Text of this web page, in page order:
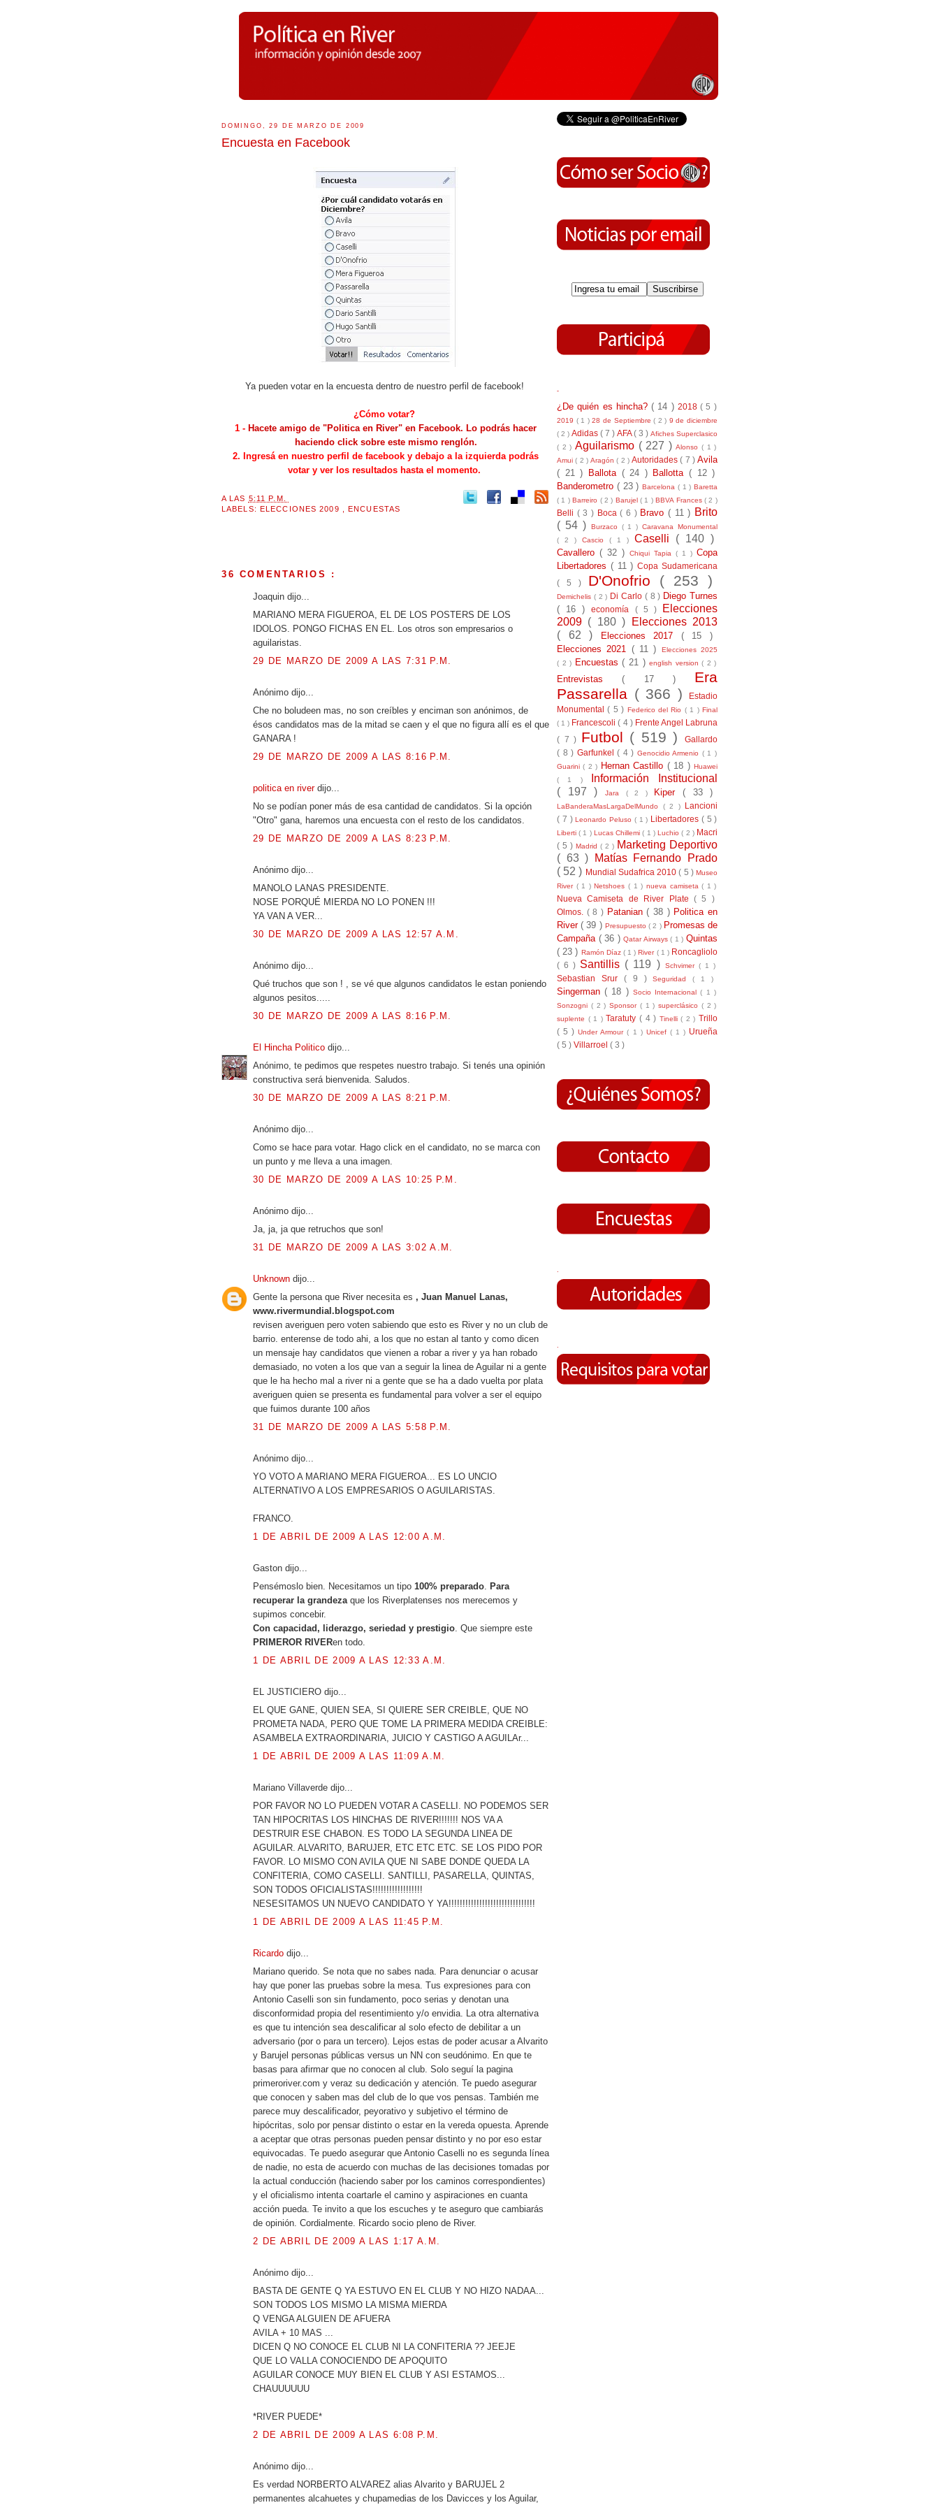
DOMINGO, 29 DE MARZO DE 2009
Encuesta en Facebook
Ya pueden votar en la encuesta dentro de nuestro perfil de facebook!
¿Cómo votar?
1 - Hacete amigo de "Politica en River" en Facebook. Lo podrás hacer
haciendo click sobre este mismo renglón.
2. Ingresá en nuestro perfil de facebook y debajo a la izquierda podrás
votar y ver los resultados hasta el momento.
A LAS 5:11 P.M.
LABELS: ELECCIONES 2009 ,ENCUESTAS
36 COMENTARIOS :
Joaquin dijo...
MARIANO MERA FIGUEROA, EL DE LOS POSTERS DE LOS
IDOLOS. PONGO FICHAS EN EL. Los otros son empresarios o
aguilaristas.
29 DE MARZO DE 2009 A LAS 7:31 P.M.
Anónimo dijo...
Che no boludeen mas, no son creíbles y enciman son anónimos, de
ésos candidatos mas de la mitad se caen y el que no figura allí es el que
GANARA !
29 DE MARZO DE 2009 A LAS 8:16 P.M.
politica en river dijo...
No se podían poner más de esa cantidad de candidatos. Si la opción
"Otro" gana, haremos una encuesta con el resto de los candidatos.
29 DE MARZO DE 2009 A LAS 8:23 P.M.
Anónimo dijo...
MANOLO LANAS PRESIDENTE.
NOSE PORQUÉ MIERDA NO LO PONEN !!!
YA VAN A VER...
30 DE MARZO DE 2009 A LAS 12:57 A.M.
Anónimo dijo...
Qué truchos que son ! , se vé que algunos candidatos le estan poniendo
algunos pesitos.....
30 DE MARZO DE 2009 A LAS 8:16 P.M.
El Hincha Politico dijo...
Anónimo, te pedimos que respetes nuestro trabajo. Si tenés una opinión
constructiva será bienvenida. Saludos.
30 DE MARZO DE 2009 A LAS 8:21 P.M.
Anónimo dijo...
Como se hace para votar. Hago click en el candidato, no se marca con
un punto y me lleva a una imagen.
30 DE MARZO DE 2009 A LAS 10:25 P.M.
Anónimo dijo...
Ja, ja, ja que retruchos que son!
31 DE MARZO DE 2009 A LAS 3:02 A.M.
Unknown dijo...
Gente la persona que River necesita es , Juan Manuel Lanas,
www.rivermundial.blogspot.com
revisen averiguen pero voten sabiendo que esto es River y no un club de
barrio. enterense de todo ahi, a los que no estan al tanto y como dicen
un mensaje hay candidatos que vienen a robar a river y ya han robado
demasiado, no voten a los que van a seguir la linea de Aguilar ni a gente
que le ha hecho mal a river ni a gente que se ha a dado vuelta por plata
averiguen quien se presenta es fundamental para volver a ser el equipo
que fuimos durante 100 años
31 DE MARZO DE 2009 A LAS 5:58 P.M.
Anónimo dijo...
YO VOTO A MARIANO MERA FIGUEROA... ES LO UNCIO
ALTERNATIVO A LOS EMPRESARIOS O AGUILARISTAS.
FRANCO.
1 DE ABRIL DE 2009 A LAS 12:00 A.M.
Gaston dijo...
Pensémoslo bien. Necesitamos un tipo 100% preparado. Para
recuperar la grandezaque los Riverplatenses nos merecemos y
supimos concebir.
Con capacidad, liderazgo, seriedad y prestigio. Que siempre este
PRIMEROR RIVERen todo.
1 DE ABRIL DE 2009 A LAS 12:33 A.M.
EL JUSTICIERO dijo...
EL QUE GANE, QUIEN SEA, SI QUIERE SER CREIBLE, QUE NO
PROMETA NADA, PERO QUE TOME LA PRIMERA MEDIDA CREIBLE:
ASAMBELA EXTRAORDINARIA, JUICIO Y CASTIGO A AGUILAr...
1 DE ABRIL DE 2009 A LAS 11:09 A.M.
Mariano Villaverde dijo...
POR FAVOR NO LO PUEDEN VOTAR A CASELLI. NO PODEMOS SER
TAN HIPOCRITAS LOS HINCHAS DE RIVER!!!!!!! NOS VA A
DESTRUIR ESE CHABON. ES TODO LA SEGUNDA LINEA DE
AGUILAR. ALVARITO, BARUJER, ETC ETC ETC. SE LOS PIDO POR
FAVOR. LO MISMO CON AVILA QUE NI SABE DONDE QUEDA LA
CONFITERIA, COMO CASELLI. SANTILLI, PASARELLA, QUINTAS,
SON TODOS OFICIALISTAS!!!!!!!!!!!!!!!!!!
NESESITAMOS UN NUEVO CANDIDATO Y YA!!!!!!!!!!!!!!!!!!!!!!!!!!!!!!!
1 DE ABRIL DE 2009 A LAS 11:45 P.M.
Ricardo dijo...
Mariano querido. Se nota que no sabes nada. Para denunciar o acusar
hay que poner las pruebas sobre la mesa. Tus expresiones para con
Antonio Caselli son sin fundamento, poco serias y denotan una
disconformidad propia del resentimiento y/o envidia. La otra alternativa
es que tu intención sea descalificar al solo efecto de debilitar a un
adversario (por o para un tercero). Lejos estas de poder acusar a Alvarito
y Barujel personas públicas versus un NN con seudónimo. En que te
basas para afirmar que no conocen al club. Solo seguí la pagina
primeroriver.com y veraz su dedicación y atención. Te puedo asegurar
que conocen y saben mas del club de lo que vos pensas. También me
parece muy descalificador, peyorativo y subjetivo el término de
hipócritas, solo por pensar distinto o estar en la vereda opuesta. Aprende
a aceptar que otras personas pueden pensar distinto y no por eso estar
equivocadas. Te puedo asegurar que Antonio Caselli no es segunda línea
de nadie, no esta de acuerdo con muchas de las decisiones tomadas por
la actual conducción (haciendo saber por los caminos correspondientes)
y el oficialismo intenta coartarle el camino y aspiraciones en cuanta
acción pueda. Te invito a que los escuches y te aseguro que cambiarás
de opinión. Cordialmente. Ricardo socio pleno de River.
2 DE ABRIL DE 2009 A LAS 1:17 A.M.
Anónimo dijo...
BASTA DE GENTE Q YA ESTUVO EN EL CLUB Y NO HIZO NADAA...
SON TODOS LOS MISMO LA MISMA MIERDA
Q VENGA ALGUIEN DE AFUERA
AVILA + 10 MAS ...
DICEN Q NO CONOCE EL CLUB NI LA CONFITERIA ?? JEEJE
QUE LO VALLA CONOCIENDO DE APOQUITO
AGUILAR CONOCE MUY BIEN EL CLUB Y ASI ESTAMOS...
CHAUUUUUU
*RIVER PUEDE*
2 DE ABRIL DE 2009 A LAS 6:08 P.M.
Anónimo dijo...
Es verdad NORBERTO ALVAREZ alias Alvarito y BARUJEL 2
permanentes alcahuetes y chupamedias de los Davicces y los Aguilar,
-
¿De quién es hincha?( 14 ) 2018( 5 )
2019 ( 1 )28 de Septiembre( 2 ) 9 de diciembre
( 2 ) Adidas ( 7 ) AFA( 3 ) Afiches Superclasico
( 2 ) Aguilarismo ( 227 )Alonso( 1 )
Amui( 2 ) Aragón( 2 ) Autoridades( 7 ) Avila
( 21 )
Ballota ( 24 ) Ballotta( 12 )
Banderometro ( 23 ) Barcelona ( 1 ) Baretta
( 1 )Barreiro ( 2 ) Barujel ( 1 )BBVA Frances ( 2 )
Belli ( 3 ) Boca( 6 ) Bravo( 11 ) Brito
( 54 )
Burzaco ( 1 )Caravana Monumental
( 2 ) Cascio ( 1 ) Caselli ( 140 )
Cavallero ( 32 ) Chiqui Tapia ( 1 ) Copa
Libertadores ( 11 )Copa Sudamericana
( 5 ) D'Onofrio ( 253 )
Demichelis ( 2 ) Di Carlo ( 8 ) Diego Turnes
( 16 )economía ( 5 )
Elecciones
2009 ( 180 )
Elecciones 2013
( 62 )
Elecciones 2017 ( 15 )
Elecciones 2021 ( 11 )
Elecciones 2025
( 2 )
Encuestas( 21 )english version( 2 )
Entrevistas( 17 ) Era
Passarella ( 366 )
Estadio
Monumental( 5 ) Federico del Rio ( 1 )Final
( 1 ) Francescoli( 4 ) Frente Angel Labruna
( 7 ) Futbol ( 519 )Gallardo
( 8 ) Garfunkel ( 4 ) Genocidio Armenio ( 1 )
Guarini( 2 ) Hernan Castillo ( 18 )Huawei
( 1 )
Información Institucional
( 197 )
Jara ( 2 ) Kiper( 33 )
LaBanderaMasLargaDelMundo ( 2 ) Lancioni
( 7 )Leonardo Peluso ( 1 ) Libertadores ( 5 )
Liberti( 1 ) Lucas Chillemi( 1 )Luchio( 2 ) Macri
( 5 ) Madrid ( 2 ) Marketing Deportivo
( 63 )
Matías Fernando Prado
( 52 ) Mundial Sudafrica 2010( 5 )Museo
River ( 1 )Netshoes( 1 ) nueva camiseta( 1 )
Nueva Camiseta de River Plate ( 5 )
Olmos. ( 8 ) Patanian( 38 ) Politica en
River( 39 ) Presupuesto( 2 ) Promesas de
Campaña ( 36 )Qatar Airways( 1 )Quintas
( 23 ) Ramón Díaz ( 1 )River ( 1 ) Roncagliolo
( 6 ) Santillis ( 119 ) Schvimer ( 1 )
Sebastian Srur ( 9 )Seguridad( 1 )
Singerman( 18 ) Socio Internacional( 1 )
Sonzogni ( 2 ) Sponsor ( 1 ) superclásico ( 2 )
suplente ( 1 ) Taratuty ( 4 ) Tinelli( 2 ) Trillo
( 5 )Under Armour( 1 ) Unicef ( 1 ) Urueña
( 5 ) Villarroel ( 3 )